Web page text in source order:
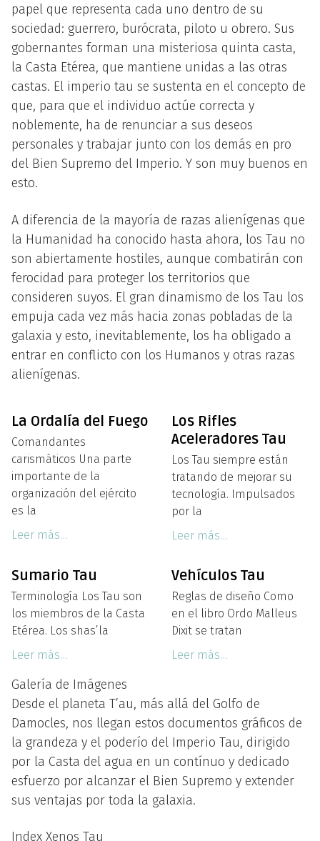
papel que representa cada uno dentro de su
sociedad: guerrero, burócrata, piloto u obrero. Sus
gobernantes forman una misteriosa quinta casta,
la Casta Etérea, que mantiene unidas a las otras
castas. El imperio tau se sustenta en el concepto de
que, para que el individuo actúe correcta y
noblemente, ha de renunciar a sus deseos
personales y trabajar junto con los demás en pro
del Bien Supremo del Imperio. Y son muy buenos en
esto.
A diferencia de la mayoría de razas alienígenas que
la Humanidad ha conocido hasta ahora, los Tau no
son abiertamente hostiles, aunque combatirán con
ferocidad para proteger los territorios que
consideren suyos. El gran dinamismo de los Tau los
empuja cada vez más hacia zonas pobladas de la
galaxia y esto, inevitablemente, los ha obligado a
entrar en conflicto con los Humanos y otras razas
alienígenas.
La Ordalía del Fuego
Comandantes
carismáticos Una parte
importante de la
organización del ejército
es la
Leer más…
Los Rifles
Aceleradores Tau
Los Tau siempre están
tratando de mejorar su
tecnología. Impulsados
por la
Leer más…
Sumario Tau
Terminología Los Tau son
los miembros de la Casta
Etérea. Los shas’la
Leer más…
Vehículos Tau
Reglas de diseño Como
en el libro Ordo Malleus
Dixit se tratan
Leer más…
Galería de Imágenes
Desde el planeta T’au, más allá del Golfo de
Damocles, nos llegan estos documentos gráficos de
la grandeza y el poderío del Imperio Tau, dirigido
por la Casta del agua en un contínuo y dedicado
esfuerzo por alcanzar el Bien Supremo y extender
sus ventajas por toda la galaxia.
Index Xenos Tau